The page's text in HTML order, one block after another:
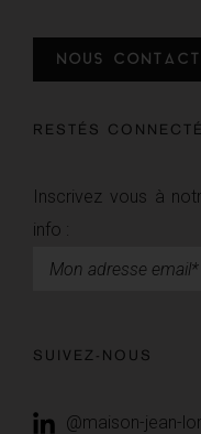
NOUS
RESTÉS
Inscrivez vous à
info :
SUIVEZ-NOUS
@maison-jean-